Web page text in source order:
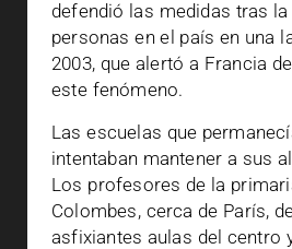
defendió las medidas tras
personas en el país en una
2003, que alertó a Francia
este fenómeno.
Las escuelas que
intentaban mantener a sus
Los profesores de la
Colombes, cerca de París,
asfixiantes aulas del centro